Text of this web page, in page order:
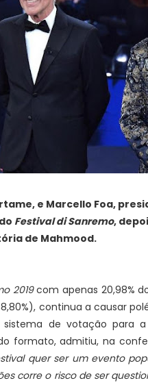
e Marcello Foa,
Festival di Sanremo,
de Mahmood.
2019com apenas 20,98%
continua a causar
de votação para
formato, admitiu, na
quer ser um evento
corre o risco de ser